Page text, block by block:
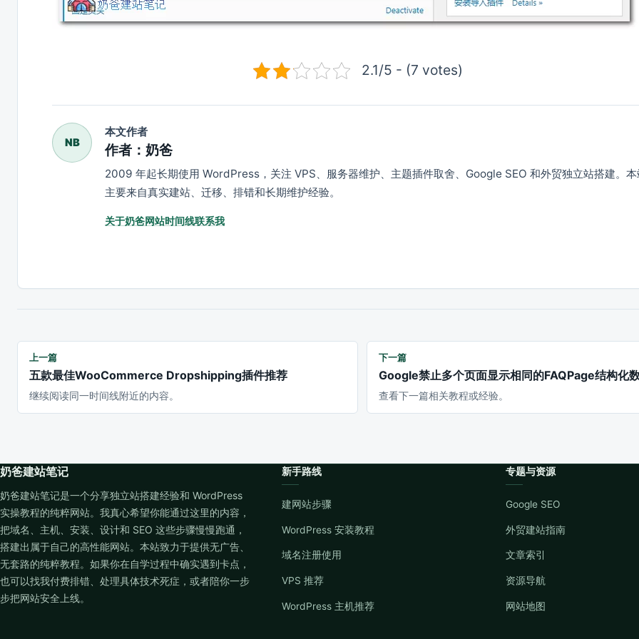
2.1/5 - (7 votes)
NB
本文作者
作者：奶爸
2009 年起长期使用 WordPress，关注 VPS、服务器维护、主题插件取舍、Google SEO 和外贸独立站搭建。
主要来自真实建站、迁移、排错和长期维护经验。
关于奶爸网站时间线联系我
上一篇
五款最佳WooCommerce Dropshipping插件推荐
继续阅读同一时间线附近的内容。
下一篇
Google禁止多个页面显示相同的FAQPage结构化
查看下一篇相关教程或经验。
奶爸建站笔记
奶爸建站笔记是一个分享独立站搭建经验和 WordPress
实操教程的纯粹网站。我真心希望你能通过这里的内容，
把域名、主机、安装、设计和 SEO 这些步骤慢慢跑通，
搭建出属于自己的高性能网站。本站致力于提供无广告、
无套路的纯粹教程。如果你在自学过程中确实遇到卡点，
也可以找我付费排错、处理具体技术死症，或者陪你一步
步把网站安全上线。
新手路线
建网站步骤
WordPress 安装教程
域名注册使用
VPS 推荐
WordPress 主机推荐
专题与资源
Google SEO
外贸建站指南
文章索引
资源导航
网站地图